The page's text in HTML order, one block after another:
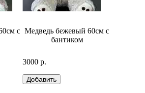
с Медведь бежевый 60см с
бантиком
3000 р.